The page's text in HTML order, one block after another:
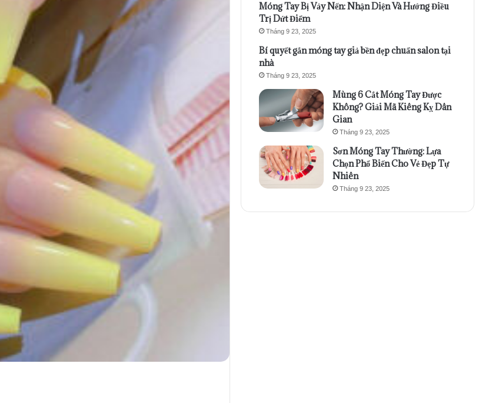
Móng Tay Bị Vảy Nến: Nhận Diện Và Hướng Điều
Trị Dứt Điểm
Tháng 9 23, 2025
Bí quyết gắn móng tay giả bền đẹp chuẩn salon tại
nhà
Tháng 9 23, 2025
Mùng 6 Cắt Móng Tay Được
Không? Giải Mã Kiêng Kỵ Dân
Gian
Tháng 9 23, 2025
Sơn Móng Tay Thường: Lựa
Chọn Phổ Biến Cho Vẻ Đẹp Tự
Nhiên
Tháng 9 23, 2025